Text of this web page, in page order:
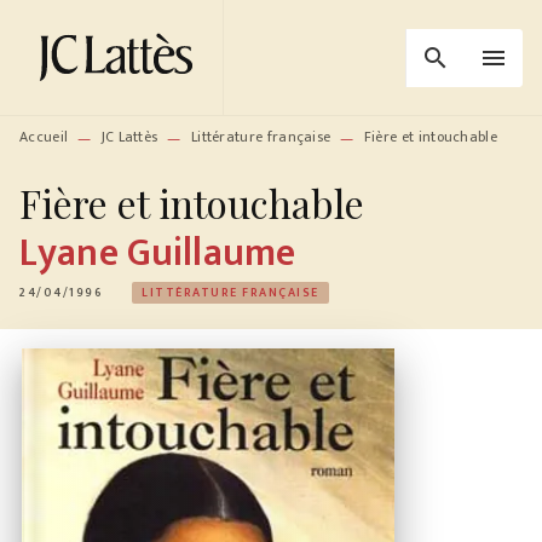
MENU RECHERCHE
PIED DE PAGE
search menu
Accueil — JC Lattès — Littérature française — Fière et intouchable
Fière et intouchable
Lyane Guillaume
24/04/1996 LITTÉRATURE FRANÇAISE